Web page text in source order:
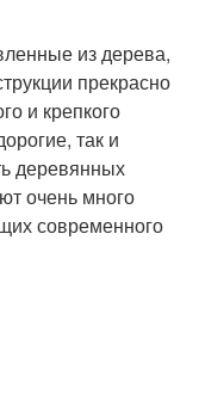
из дерева,
прекрасно
и крепкого
так и
деревянных
очень много
современного